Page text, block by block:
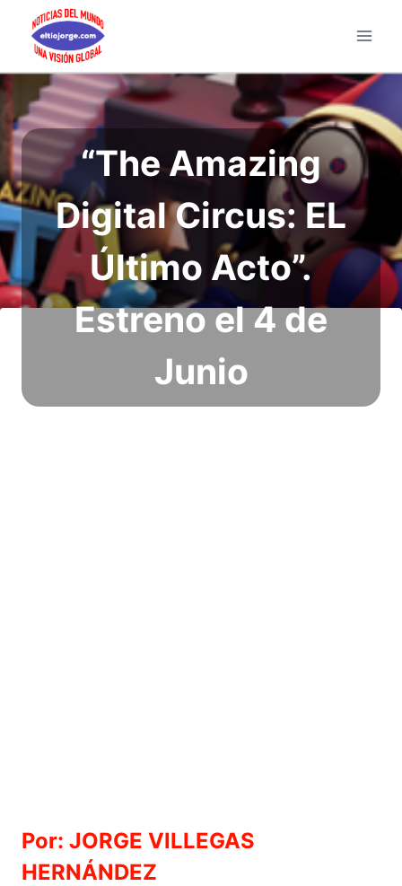
Saltar
contenido
“The Amazing
Digital Circus: EL
Último Acto”.
Estreno el 4 de
Junio
Por: JORGE VILLEGAS
HERNÁNDEZ